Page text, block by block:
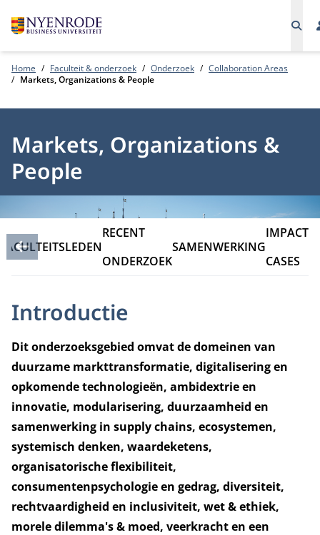
Home Faculteit & onderzoek Onderzoek
Collaboration Areas
Markets, Organizations & People
Markets, Organizations &
People
FACULTEITSLEDEN
RECENT
ONDERZOEK
SAMENWERKING
IMPACT
CASES
Introductie
Dit onderzoeksgebied omvat de domeinen van
duurzame markttransformatie, digitalisering en
opkomende technologieën, ambidextrie en
innovatie, modularisering, duurzaamheid en
samenwerking in supply chains, ecosystemen,
systemisch denken, waardeketens,
organisatorische flexibiliteit,
consumentenpsychologie en gedrag, diversiteit,
rechtvaardigheid en inclusiviteit, wet & ethiek,
morele dilemma's & moed, veerkracht en een